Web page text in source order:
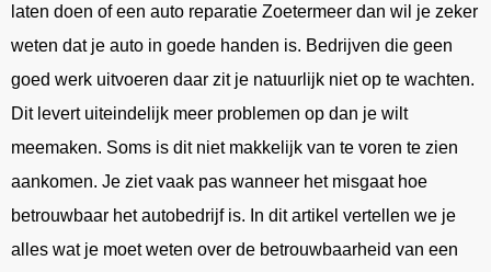
laten doen of een auto reparatie Zoetermeer dan wil je zeker
weten dat je auto in goede handen is. Bedrijven die geen
goed werk uitvoeren daar zit je natuurlijk niet op te wachten.
Dit levert uiteindelijk meer problemen op dan je wilt
meemaken. Soms is dit niet makkelijk van te voren te zien
aankomen. Je ziet vaak pas wanneer het misgaat hoe
betrouwbaar het autobedrijf is. In dit artikel vertellen we je
alles wat je moet weten over de betrouwbaarheid van een